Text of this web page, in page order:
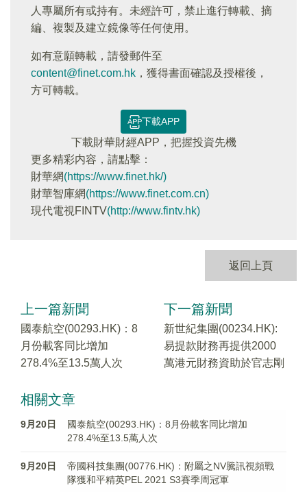
人專屬所有或持有。未經許可，禁止進行轉載、摘
編、複製及建立鏡像等任何使用。
如有意願轉載，請發郵件至
content@finet.com.hk ，獲得書面確認及授權後，
方可轉載。
下載APP
下載財華財經APP，把握投資先機
更多精彩内容，請點擊：
財華網(https://www.finet.hk/)
財華智庫網(https://www.finet.com.cn)
現代電視FINTV(http://www.fintv.hk)
返回上頁
上一篇新聞
國泰航空(00293.HK)：8
月份載客同比增加
278.4%至13.5萬人次
下一篇新聞
新世紀集團(00234.HK):
易提款財務再提供2000
萬港元財務資助於官志剛
相關文章
9月20日
國泰航空(00293.HK)：8月份載客同比增加
278.4%至13.5萬人次
9月20日
帝國科技集團(00776.HK)：附屬之NV騰訊視頻戰
隊獲和平精英PEL 2021 S3賽季周冠軍